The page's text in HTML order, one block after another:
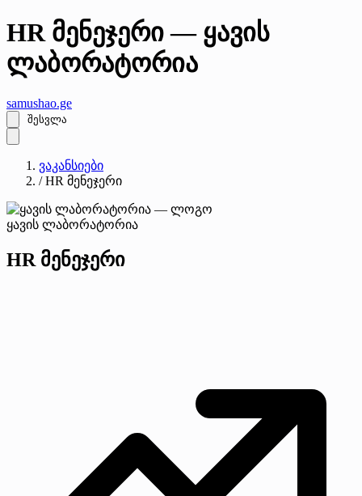
HR მენეჯერი — ყავის
ლაბორატორია
samushao.ge
შესვლა
ვაკანსიები
/ HR მენეჯერი
ყავის ლაბორატორია
HR მენეჯერი